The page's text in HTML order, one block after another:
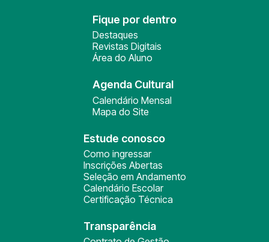
Fique por dentro
Destaques
Revistas Digitais
Área do Aluno
Agenda Cultural
Calendário Mensal
Mapa do Site
Estude conosco
Como ingressar
Inscrições Abertas
Seleção em Andamento
Calendário Escolar
Certificação Técnica
Transparência